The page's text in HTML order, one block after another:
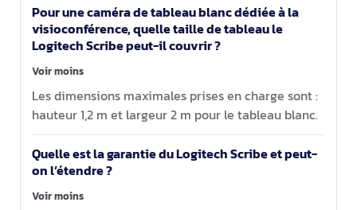
Pour une caméra de tableau blanc dédiée à la
visioconférence, quelle taille de tableau le
Logitech Scribe peut-il couvrir ?
Voir moins
Les dimensions maximales prises en charge sont :
hauteur 1,2 m et largeur 2 m pour le tableau blanc.
Quelle est la garantie du Logitech Scribe et peut-
on l’étendre ?
Voir moins